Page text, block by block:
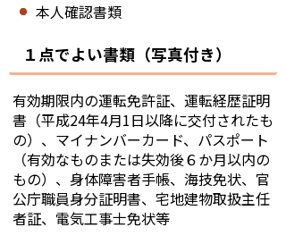
本人確認書類
１点でよい書類（写真付き）
有効期限内の運転免許証、運転経歴証明
書（平成24年4月1日以降に交付されたも
の）、マイナンバーカード、パスポート
（有効なものまたは失効後６か月以内の
もの）、身体障害者手帳、海技免状、官
公庁職員身分証明書、宅地建物取扱主任
者証、電気工事士免状等